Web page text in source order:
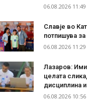
06.08.2026 11:49
Славје во
потпишува
06.08.2026 11:29
Лазаров:
целата
дисциплина
06.08.2026 10:56